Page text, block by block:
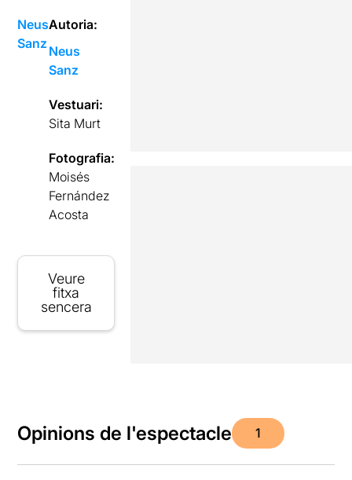
Neus
Sanz
Autoria:
Neus
Sanz
Vestuari:
Sita Murt
Fotografia:
Moisés
Fernández
Acosta
Veure
fitxa
sencera
Opinions de l'espectacle 1